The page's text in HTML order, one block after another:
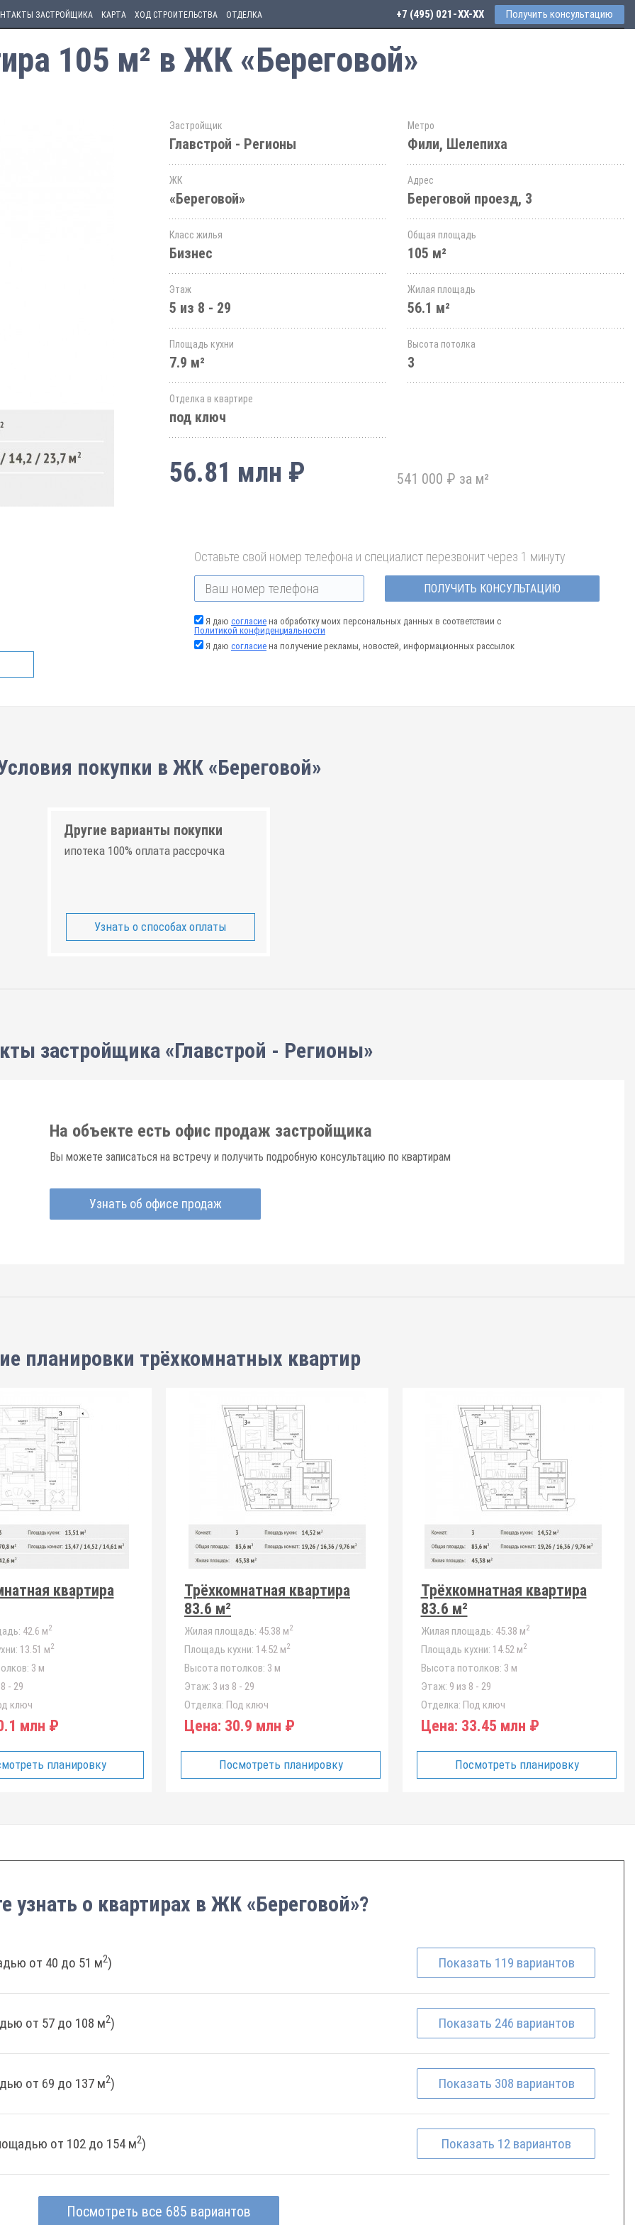
ЗАСТРОЙЩИКА КАРТА ХОД СТРОИТЕЛЬСТВА ОТДЕЛКА +7 (495) 021-41-76 Получить консультацию
105 м² в ЖК «Береговой»
Застройщик
Главстрой - Регионы
Метро
Фили, Шелепиха
ЖК
«Береговой»
Адрес
Береговой проезд, 3
Класс жилья
Бизнес
Общая площадь
105 м²
Этаж
5 из 8 - 29
Жилая площадь
56.1 м²
Площадь кухни
7.9 м²
Высота потолка
3
Отделка в квартире
под ключ
56.81 млн ₽ 541 000 ₽ за м²
Оставьте свой номер телефона и специалист перезвонит через 1 минуту
ПОЛУЧИТЬ КОНСУЛЬТАЦИЮ
Я даю согласие на обработку моих персональных данных в соответствии с
Политикой конфиденциальности
Я даю согласие на получение рекламы, новостей, информационных рассылок
покупки в ЖК «Береговой»
Другие варианты покупки
ипотека 100% оплата рассрочка
Узнать о способах оплаты
застройщика «Главстрой - Регионы»
На объекте есть офис продаж застройщика
Вы можете записаться на встречу и получить подробную консультацию по квартирам
Узнать об офисе продаж
планировки трёхкомнатных квартир
квартира
42.6 м2
13.51 м2
3 м
- 29
ключ
млн ₽
планировку
Трёхкомнатная квартира
83.6 м²
Жилая площадь: 45.38 м2
Площадь кухни: 14.52 м2
Высота потолков: 3 м
Этаж: 3 из 8 - 29
Отделка: Под ключ
Цена: 30.9 млн ₽
Посмотреть планировку
Трёхкомнатная квартира
83.6 м²
Жилая площадь: 45.38 м2
Площадь кухни: 14.52 м2
Высота потолков: 3 м
Этаж: 9 из 8 - 29
Отделка: Под ключ
Цена: 33.45 млн ₽
Посмотреть планировку
узнать о квартирах в ЖК «Береговой»?
от 40 до 51 м2) Показать 119 вариантов
от 57 до 108 м2) Показать 246 вариантов
от 69 до 137 м2) Показать 308 вариантов
от 102 до 154 м2) Показать 12 вариантов
Посмотреть все 685 вариантов